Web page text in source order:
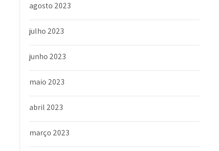
agosto 2023
julho 2023
junho 2023
maio 2023
abril 2023
março 2023